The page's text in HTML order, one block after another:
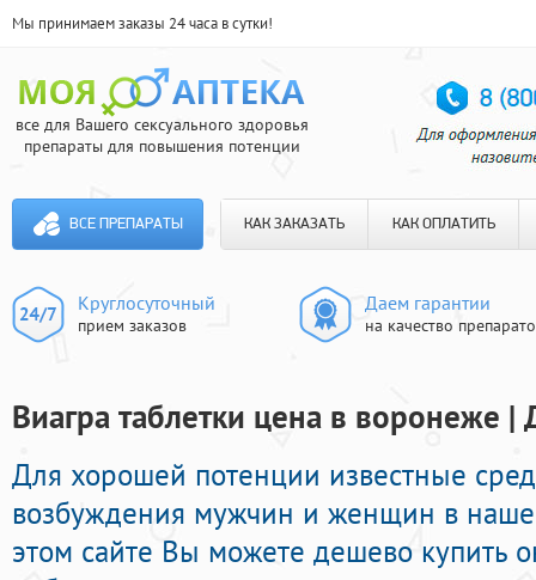
Мы принимаем заказы 24 часа в сутки!
все для Вашего сексуального здоровья
препараты для повышения потенции
ВСЕ ПРЕПАРАТЫ КАК ЗАКАЗАТЬ КАК ОПЛАТИТЬ
Круглосуточный
прием заказов
Даем гарантии
на качество
Виагра таблетки цена в воронеже |
Для хорошей потенции известные
возбуждения мужчин и женщин в
этом сайте Вы можете дешево купить